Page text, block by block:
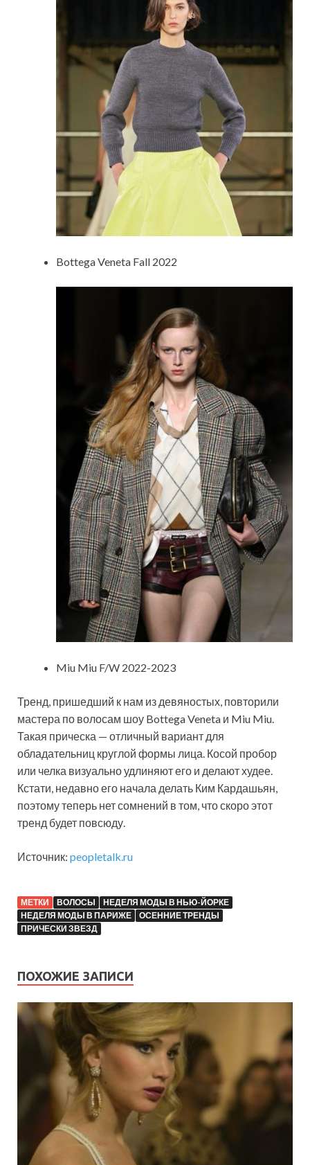
Bottega Veneta Fall 2022
Miu Miu F/W 2022-2023
Тренд, пришедший к нам из девяностых, повторили
мастера по волосам шоу Bottega Veneta и Miu Miu.
Такая прическа — отличный вариант для
обладательниц круглой формы лица. Косой пробор
или челка визуально удлиняют его и делают худее.
Кстати, недавно его начала делать Ким Кардашьян,
поэтому теперь нет сомнений в том, что скоро этот
тренд будет повсюду.
Источник: peopletalk.ru
МЕТКИ ВОЛОСЫ
НЕДЕЛЯ МОДЫ В НЬЮ-ЙОРКЕ
НЕДЕЛЯ МОДЫ В ПАРИЖЕ
ОСЕННИЕ ТРЕНДЫ
ПРИЧЕСКИ ЗВЕЗД
ПОХОЖИЕ ЗАПИСИ